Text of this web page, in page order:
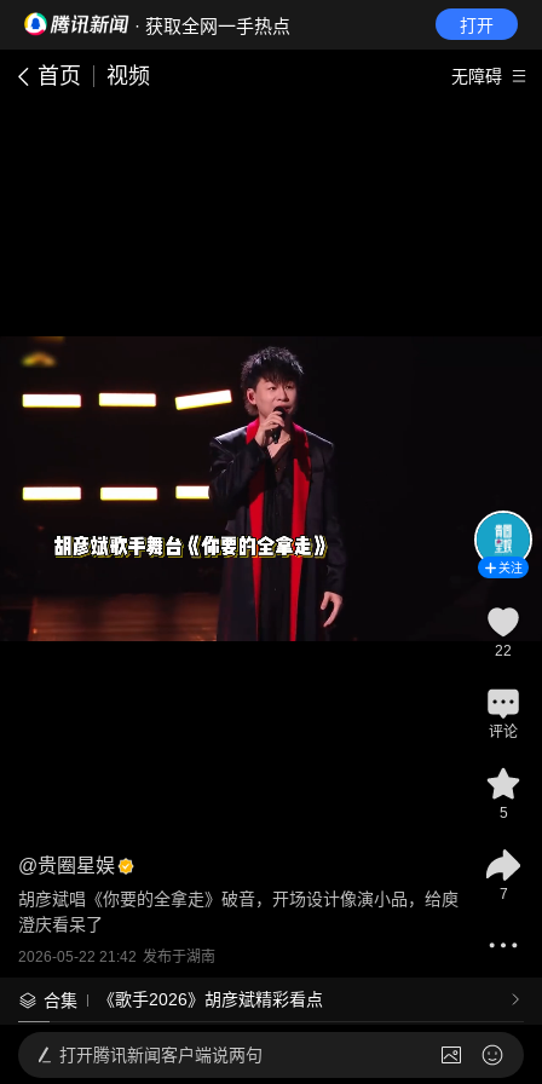
· 获取全网一手热点 打开
首页 视频 无障碍
@贵圈星娱
胡彦斌唱《你要的全拿走》破音，开场设计像演小品，给庾
澄庆看呆了
2026-05-22 21:42 发布于湖南
合集 《歌手2026》胡彦斌精彩看点
关注
22
评论
5
7
打开腾讯新闻客户端说两句